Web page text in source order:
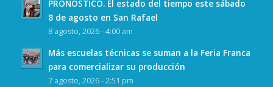
PRONÓSTICO. El estado del tiempo este sábado
8 de agosto en San Rafael
8 agosto, 2026 - 4:00 am
Más escuelas técnicas se suman a la Feria Franca
para comercializar su producción
7 agosto, 2026 - 2:51 pm